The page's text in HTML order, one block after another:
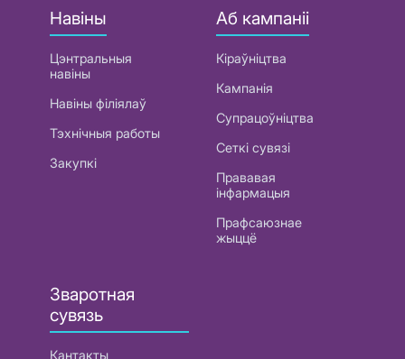
Навіны
Цэнтральныя
навіны
Навіны філіялаў
Тэхнічныя работы
Закупкі
Аб кампаніі
Кіраўніцтва
Кампанія
Супрацоўніцтва
Сеткі сувязі
Прававая
інфармацыя
Прафсаюзнае
жыццё
Зваротная
сувязь
Кантакты